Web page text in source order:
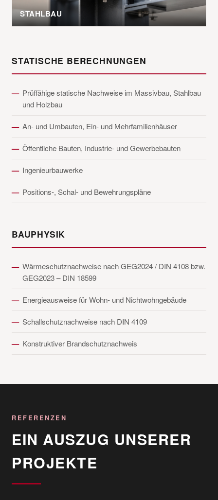
STAHLBAU
STATISCHE BERECHNUNGEN
Prüffähige statische Nachweise im Massivbau, Stahlbau
und Holzbau
An- und Umbauten, Ein- und Mehrfamilienhäuser
Öffentliche Bauten, Industrie- und Gewerbebauten
Ingenieurbauwerke
Positions-, Schal- und Bewehrungspläne
BAUPHYSIK
Wärmeschutznachweise nach GEG2024 / DIN 4108 bzw.
GEG2023 – DIN 18599
Energieausweise für Wohn- und Nichtwohngebäude
Schallschutznachweise nach DIN 4109
Konstruktiver Brandschutznachweis
REFERENZEN
EIN AUSZUG UNSERER
PROJEKTE